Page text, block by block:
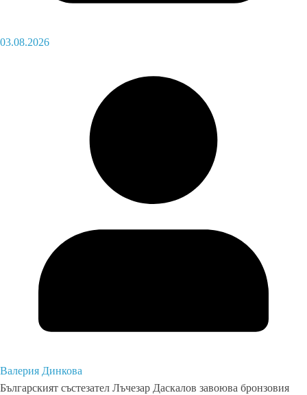
03.08.2026
Валерия Динкова
Българският състезател Лъчезар Даскалов завоюва бронзовия